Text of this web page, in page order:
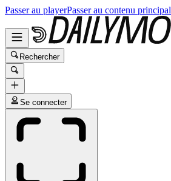
Passer au playerPasser au contenu principal
Rechercher
Se connecter